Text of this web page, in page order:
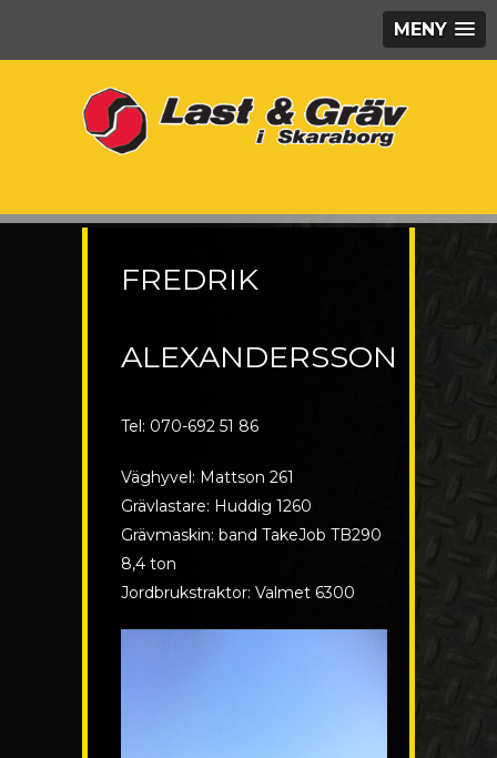
MENY
FREDRIK
ALEXANDERSSON
Tel: 070-692 51 86
Väghyvel: Mattson 261
Grävlastare: Huddig 1260
Grävmaskin: band TakeJob TB290
8,4 ton
Jordbrukstraktor: Valmet 6300